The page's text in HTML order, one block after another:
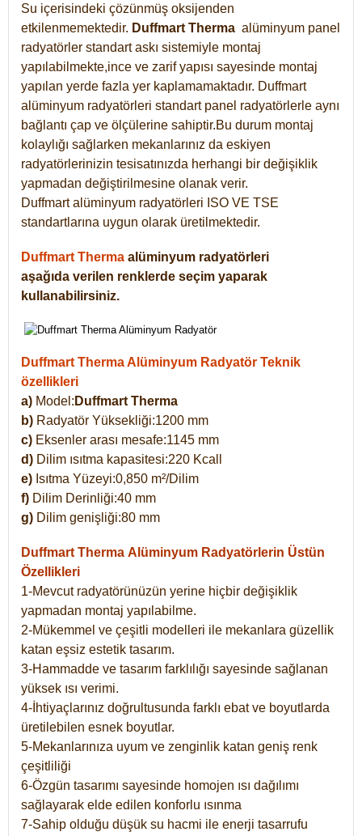
Su içerisindeki çözünmüş oksijenden
etkilenmemektedir. Duffmart Therma alüminyum panel
radyatörler standart askı sistemiyle montaj
yapılabilmekte,ince ve zarif yapısı sayesinde montaj
yapılan yerde fazla yer kaplamamaktadır. Duffmart
alüminyum radyatörleri standart panel radyatörlerle aynı
bağlantı çap ve ölçülerine sahiptir.Bu durum montaj
kolaylığı sağlarken mekanlarınız da eskiyen
radyatörlerinizin tesisatınızda herhangi bir değişiklik
yapmadan değiştirilmesine olanak verir.
Duffmart alüminyum radyatörleri ISO VE TSE
standartlarına uygun olarak üretilmektedir.
Duffmart Therma alüminyum radyatörleri
aşağıda verilen renklerde seçim yaparak
kullanabilirsiniz.
Duffmart Therma Alüminyum Radyatör Teknik
özellikleri
a) Model: Duffmart Therma
b) Radyatör Yüksekliği:1200 mm
c) Eksenler arası mesafe:1145 mm
d) Dilim ısıtma kapasitesi:220 Kcall
e) Isıtma Yüzeyi:0,850 m²/Dilim
f) Dilim Derinliği:40 mm
g) Dilim genişliği:80 mm
Duffmart Therma Alüminyum Radyatörlerin Üstün
Özellikleri
1-Mevcut radyatörünüzün yerine hiçbir değişiklik
yapmadan montaj yapılabilme.
2-Mükemmel ve çeşitli modelleri ile mekanlara güzellik
katan eşsiz estetik tasarım.
3-Hammadde ve tasarım farklılığı sayesinde sağlanan
yüksek ısı verimi.
4-İhtiyaçlarınız doğrultusunda farklı ebat ve boyutlarda
üretilebilen esnek boyutlar.
5-Mekanlarınıza uyum ve zenginlik katan geniş renk
çeşitliliği
6-Özgün tasarımı sayesinde homojen ısı dağılımı
sağlayarak elde edilen konforlu ısınma
7-Sahip olduğu düşük su hacmi ile enerji tasarrufu